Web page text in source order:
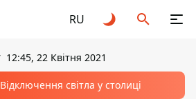
RU
12:45, 22 Квітня 2021
Відключення світла у столиці